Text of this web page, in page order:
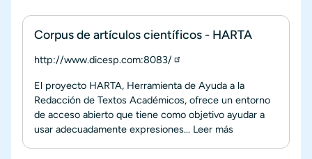
Corpus de artículos científicos - HARTA
http://www.dicesp.com:8083/
El proyecto HARTA, Herramienta de Ayuda a la
Redacción de Textos Académicos, ofrece un entorno
de acceso abierto que tiene como objetivo ayudar a
usar adecuadamente expresiones... Leer más